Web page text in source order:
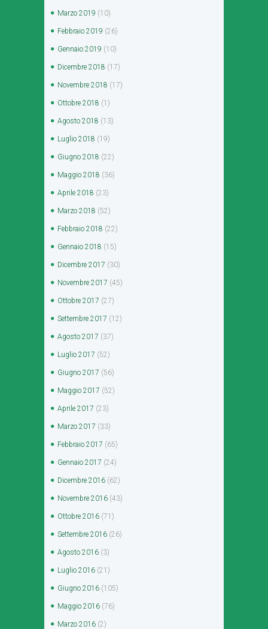
Marzo 2019 (10)
Febbraio 2019 (26)
Gennaio 2019 (10)
Dicembre 2018 (17)
Novembre 2018 (17)
Ottobre 2018 (1)
Agosto 2018 (13)
Luglio 2018 (19)
Giugno 2018 (22)
Maggio 2018 (36)
Aprile 2018 (23)
Marzo 2018 (52)
Febbraio 2018 (22)
Gennaio 2018 (15)
Dicembre 2017 (30)
Novembre 2017 (45)
Ottobre 2017 (27)
Settembre 2017 (12)
Agosto 2017 (37)
Luglio 2017 (52)
Giugno 2017 (56)
Maggio 2017 (52)
Aprile 2017 (23)
Marzo 2017 (33)
Febbraio 2017 (65)
Gennaio 2017 (24)
Dicembre 2016 (62)
Novembre 2016 (43)
Ottobre 2016 (71)
Settembre 2016 (26)
Agosto 2016 (3)
Luglio 2016 (21)
Giugno 2016 (105)
Maggio 2016 (76)
Marzo 2016 (2)